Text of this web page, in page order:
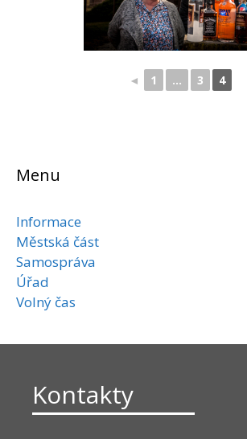
◄ 1 ... 3 4
Menu
Informace
Městská část
Samospráva
Úřad
Volný čas
Kontakty